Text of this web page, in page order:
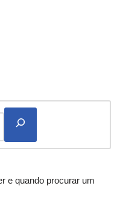
e quando procurar um